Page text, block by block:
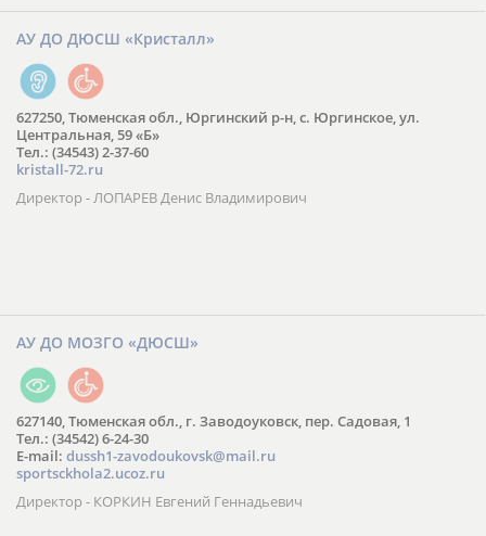
АУ ДО ДЮСШ «Кристалл»
627250, Тюменская обл., Юргинский р-н, с. Юргинское, ул.
Центральная, 59 «Б»
Тел.: (34543) 2-37-60
kristall-72.ru
Директор - ЛОПАРЕВ Денис Владимирович
АУ ДО МОЗГО «ДЮСШ»
627140, Тюменская обл., г. Заводоуковск, пер. Садовая, 1
Тел.: (34542) 6-24-30
​E-mail: dussh1-zavodoukovsk@mail.ru
sportsckhola2.ucoz.ru
Директор - КОРКИН Евгений Геннадьевич